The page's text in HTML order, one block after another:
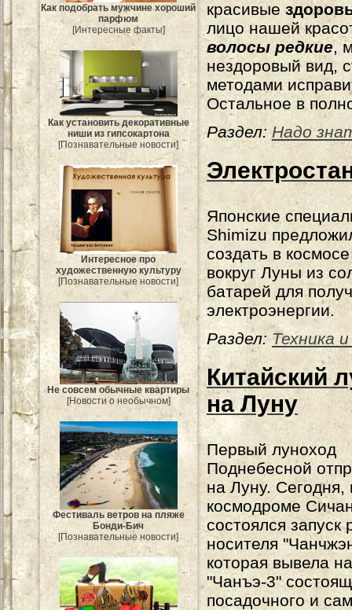
Как подобрать мужчине хороший
парфюм
[Интересные факты]
Как установить декоративные
ниши из гипсокартона
[Познавательные новости]
Интересное про
художественную культуру
[Познавательные новости]
Не совсем обычные квартиры
[Новости о необычном]
Фестиваль ветров на пляже
Бонди-Бич
[Познавательные новости]
красивые
лицо нашей
волосы редкие,
нездоровый вид,
методами
Остальное в
Раздел: Надо
Японские
Shimizu
создать в
вокруг Луны из
батарей для
электроэнергии.
Раздел: Техника
Китайский
на Луну
Первый луноход
Поднебесной
на Луну. Сегодня,
космодроме
состоялся запуск
носителя
которая вывела
"Чанъэ-3"
посадочного и